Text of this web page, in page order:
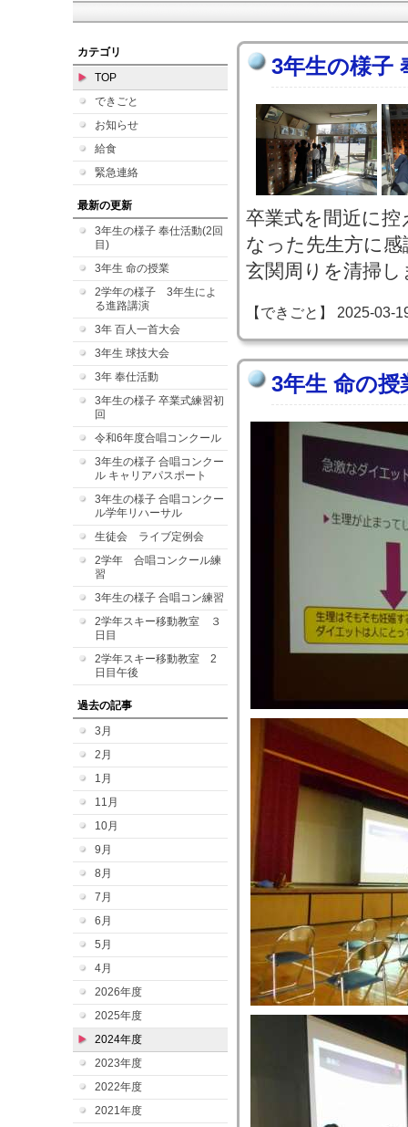
カテゴリ
TOP
できごと
お知らせ
給食
緊急連絡
最新の更新
3年生の様子 奉仕活動(2回
目)
3年生 命の授業
2学年の様子 3年生によ
る進路講演
3年 百人一首大会
3年生 球技大会
3年 奉仕活動
3年生の様子 卒業式練習初
回
令和6年度合唱コンクール
3年生の様子 合唱コンクー
ル キャリアパスポート
3年生の様子 合唱コンクー
ル学年リハーサル
生徒会 ライブ定例会
2学年 合唱コンクール練
習
3年生の様子 合唱コン練習
2学年スキー移動教室 ３
日目
2学年スキー移動教室 2
日目午後
過去の記事
3月
2月
1月
11月
10月
9月
8月
7月
6月
5月
4月
2026年度
2025年度
2024年度
2023年度
2022年度
2021年度
3年生の様子
卒業式を間近に
なった先生方に
玄関周りを清掃し
【できごと】 2025-03-
3年生 命の授